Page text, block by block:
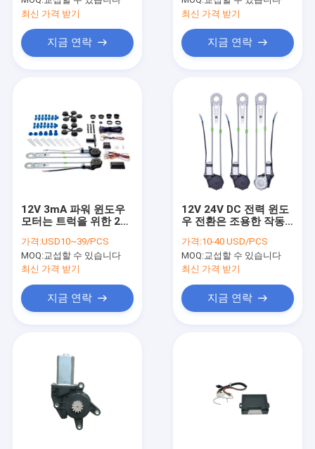
우리에 대하여
공장 여행
최신 가격 받기
지금 연락
최신 가격 받기
지금 연락
12V 3mA 파워 윈도우
모터는 트럭을 위한 24V
터를 장비를 답니다
가격:USD10~39/PCS
MOQ:교섭할 수 있습니다
최신 가격 받기
지금 연락
12V 24V DC 전력 윈도
우 전환은 조용한 작동
가격:10-40 USD/PCS
MOQ:교섭할 수 있습니다
최신 가격 받기
지금 연락